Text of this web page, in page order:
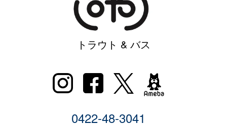
トラウト & バス
0422-48-3041